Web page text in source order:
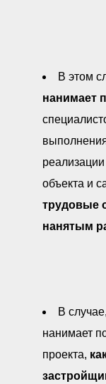
В этом
нанимает
реализации
объекта и
трудовые
нанятым
В
нанимает
проекта,